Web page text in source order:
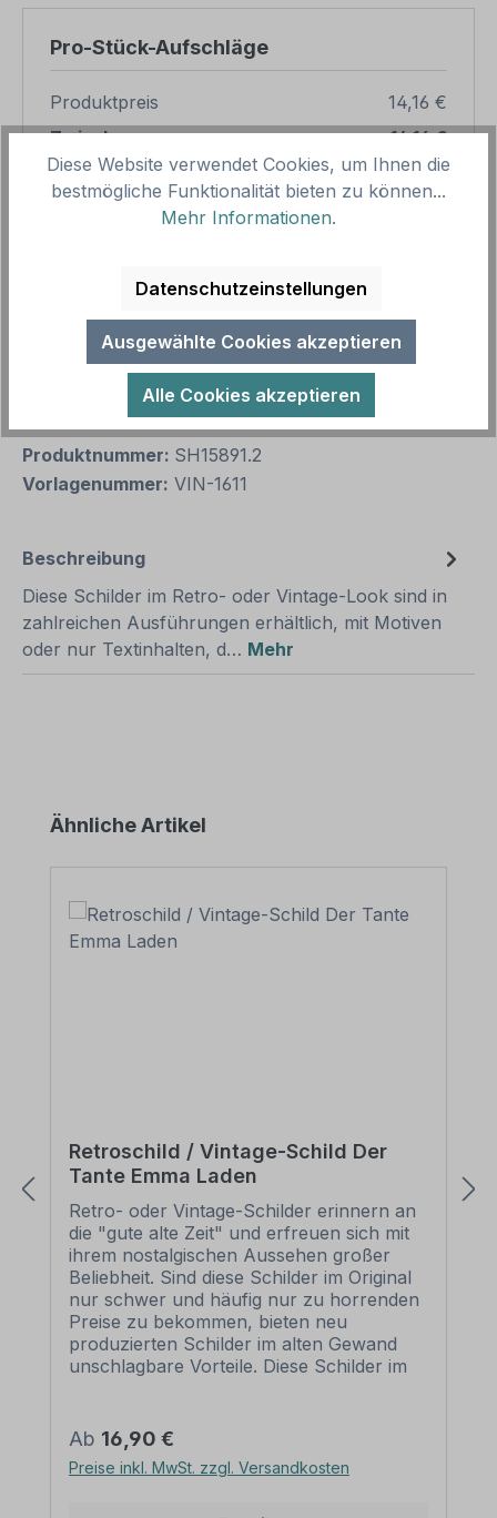
Pro-Stück-Aufschläge
Produktpreis
14,16 €
Zwischensumme
14,16 €
Zusammenfassung
Preise inkl. MwSt. zzgl. Versandkosten
Aufgrund von Neuberechnungen im Warenkorb sind
abweichende Endpreise möglich.
Produkt Anzahl: Gib den
1 In den Warenkorb
Produktnummer: SH15891.2
Vorlagenummer: VIN-1611
Beschreibung
Diese Schilder im Retro- oder Vintage-Look sind in
zahlreichen Ausführungen erhältlich, mit Motiven
oder nur Textinhalten, d… Mehr
Produktgalerie überspringen
Ähnliche Artikel
Retroschild / Vintage-Schild Der
Tante Emma Laden
Retro- oder Vintage-Schilder erinnern an
die "gute alte Zeit" und erfreuen sich mit
ihrem nostalgischen Aussehen großer
Beliebheit. Sind diese Schilder im Original
nur schwer und häufig nur zu horrenden
Preise zu bekommen, bieten neu
produzierten Schilder im alten Gewand
unschlagbare Vorteile. Diese Schilder im
Motiven oder nur Textinhalten, die je nach
Artikel individuallisiert werden können. Die
Patina (Kratzer und Beschädigungen) ist
Regulärer Preis:
Ab 16,90 €
Preise inkl. MwSt. zzgl. Versandkosten
Diese Website verwendet Cookies, um Ihnen die
bestmögliche Funktionalität bieten zu können...
Mehr Informationen.
Datenschutzeinstellungen
Ausgewählte Cookies akzeptieren
Alle Cookies akzeptieren